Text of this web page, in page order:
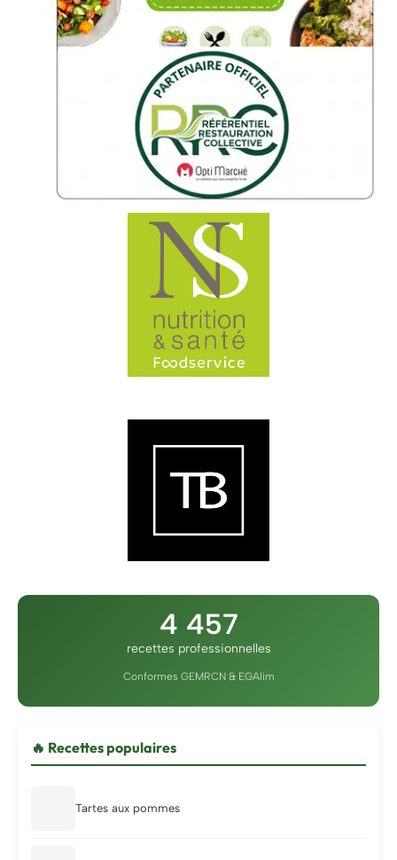
4 457
recettes professionnelles
Conformes GEMRCN & EGAlim
🔥 Recettes populaires
Tartes aux pommes